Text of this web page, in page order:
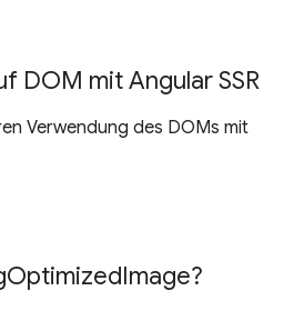
DOM mit Angular SSR
Verwendung des DOMs mit